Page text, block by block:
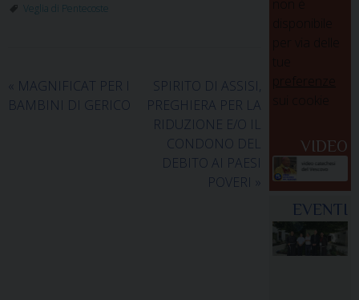
Veglia di Pentecoste
« MAGNIFICAT PER I
BAMBINI DI GERICO
SPIRITO DI ASSISI,
PREGHIERA PER LA
RIDUZIONE E/O IL
CONDONO DEL
DEBITO AI PAESI
POVERI »
VIDEO
EVENTI